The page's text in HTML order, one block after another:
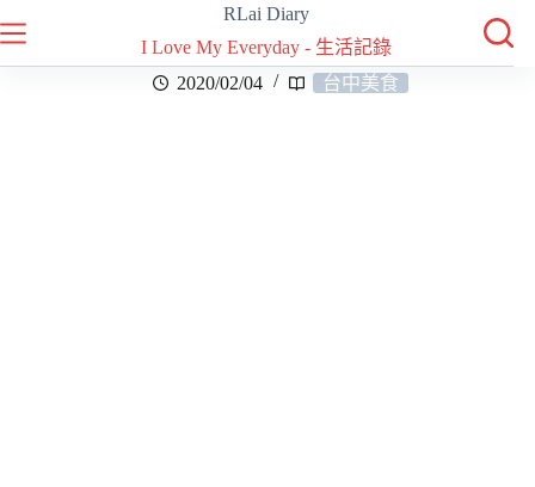
RLai Diary
I Love My Everyday - 生活記錄
2020/02/04
台中美食